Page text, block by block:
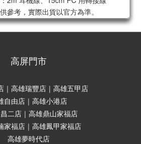
參考，實際出貨以官方為準。
高屏門市
｜高雄瑞豐店｜高雄五甲店
自由店｜高雄小港店
二店｜高雄鼎山家福店
家福店｜高雄鳳甲家福店
高雄夢時代店